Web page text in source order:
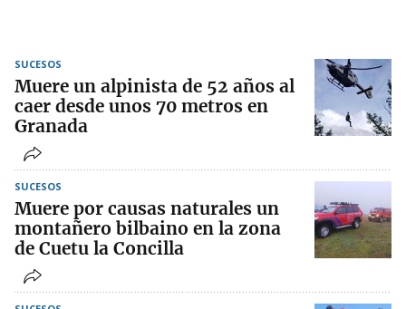
SUCESOS
Muere un alpinista de 52 años al
caer desde unos 70 metros en
Granada
SUCESOS
Muere por causas naturales un
montañero bilbaino en la zona
de Cuetu la Concilla